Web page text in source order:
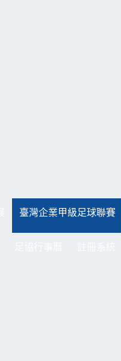
臺灣企業甲級足球聯賽